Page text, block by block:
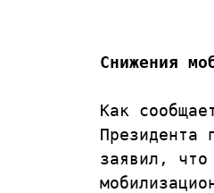
Снижения
Как
Президента
заявил, что